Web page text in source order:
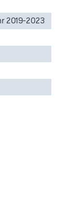
2019-2023